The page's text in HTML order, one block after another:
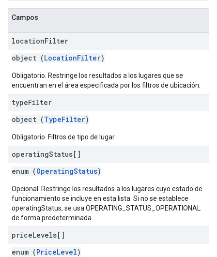
Campos
locationFilter
object (LocationFilter)
Obligatorio. Restringe los resultados a los lugares que se
encuentran en el área especificada por los filtros de ubicación.
typeFilter
object (TypeFilter)
Obligatorio. Filtros de tipo de lugar
operatingStatus[]
enum (OperatingStatus)
Opcional. Restringe los resultados a los lugares cuyo estado de
funcionamiento se incluye en esta lista. Si no se establece
operatingStatus, se usa OPERATING_STATUS_OPERATIONAL
de forma predeterminada.
priceLevels[]
enum (PriceLevel)